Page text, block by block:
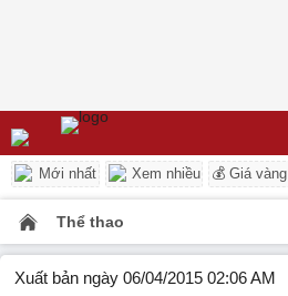
Mới nhất Xem nhiều 💰 Giá vàng
Thể thao
Xuất bản ngày 06/04/2015 02:06 AM